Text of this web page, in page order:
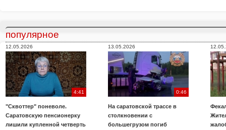
популярное
12.05.2026
4:41
"Сквоттер" поневоле.
Саратовскую пенсионерку
лишили купленной четверть
13.05.2026
0:46
На саратовской трассе в
столкновении с
большегрузом погиб